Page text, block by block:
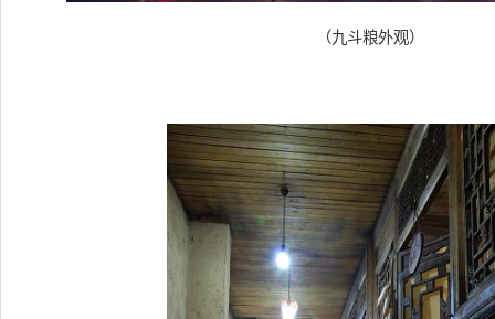
（九斗粮外观）